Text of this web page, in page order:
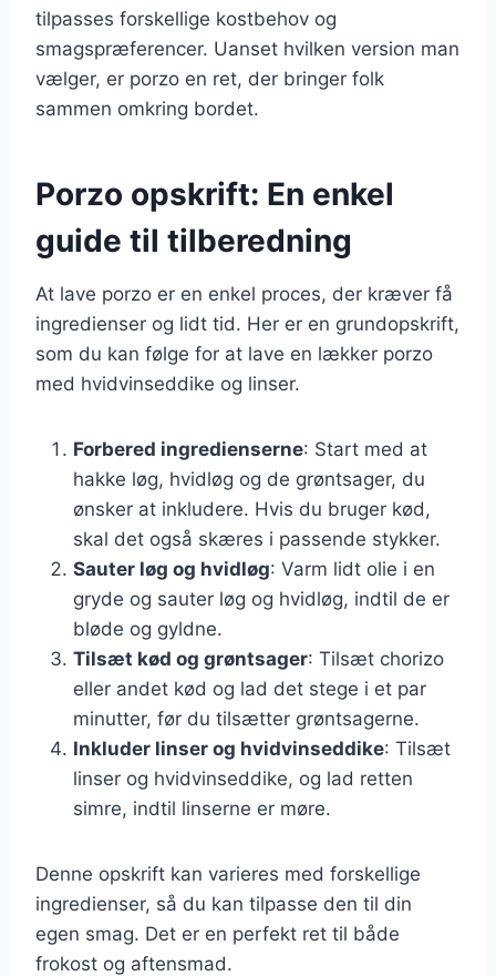
tilpasses forskellige kostbehov og
smagspræferencer. Uanset hvilken version man
vælger, er porzo en ret, der bringer folk
sammen omkring bordet.
Porzo opskrift: En enkel
guide til tilberedning
At lave porzo er en enkel proces, der kræver få
ingredienser og lidt tid. Her er en grundopskrift,
som du kan følge for at lave en lækker porzo
med hvidvinseddike og linser.
Forbered ingredienserne: Start med at
hakke løg, hvidløg og de grøntsager, du
ønsker at inkludere. Hvis du bruger kød,
skal det også skæres i passende stykker.
Sauter løg og hvidløg: Varm lidt olie i en
gryde og sauter løg og hvidløg, indtil de er
bløde og gyldne.
Tilsæt kød og grøntsager: Tilsæt chorizo
eller andet kød og lad det stege i et par
minutter, før du tilsætter grøntsagerne.
Inkluder linser og hvidvinseddike: Tilsæt
linser og hvidvinseddike, og lad retten
simre, indtil linserne er møre.
Denne opskrift kan varieres med forskellige
ingredienser, så du kan tilpasse den til din
egen smag. Det er en perfekt ret til både
frokost og aftensmad.